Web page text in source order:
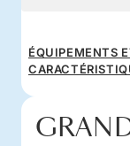
ÉQUIPEMENTS